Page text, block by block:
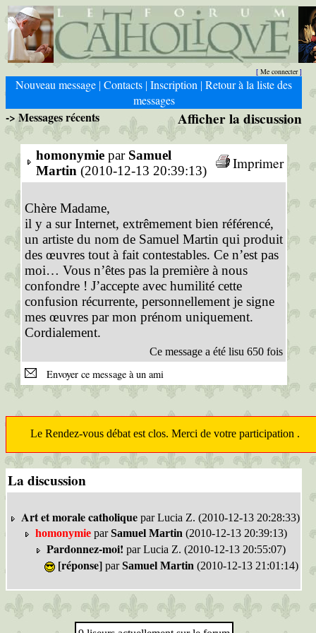
[ Me connecter]
Nouveau message | Contacts | Inscription | Retour à la liste des
messages
-> Messages récents Afficher la discussion
homonymie par Samuel
Martin (2010-12-13 20:39:13) Imprimer
Chère Madame,
il y a sur Internet, extrêmement bien référencé,
un artiste du nom de Samuel Martin qui produit
des œuvres tout à fait contestables. Ce n’est pas
moi… Vous n’êtes pas la première à nous
confondre ! J’accepte avec humilité cette
confusion récurrente, personnellement je signe
mes œuvres par mon prénom uniquement.
Cordialement.
Ce message a été lisu 650 fois
Envoyer ce message à un ami
Le Rendez-vous débat est clos. Merci de votre participation .
La discussion
Art et morale catholique par Lucia Z. (2010-12-13 20:28:33)
homonymie parSamuel Martin (2010-12-13 20:39:13)
Pardonnez-moi! par Lucia Z. (2010-12-13 20:55:07)
[réponse] parSamuel Martin (2010-12-13 21:01:14)